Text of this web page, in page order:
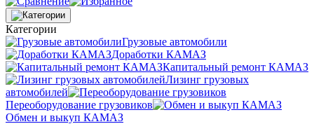
Категории
Грузовые автомобили
Доработки КАМАЗ
Капитальный ремонт КАМАЗ
Лизинг грузовых
автомобилей
Переоборудование грузовиков
Обмен и выкуп КАМАЗ